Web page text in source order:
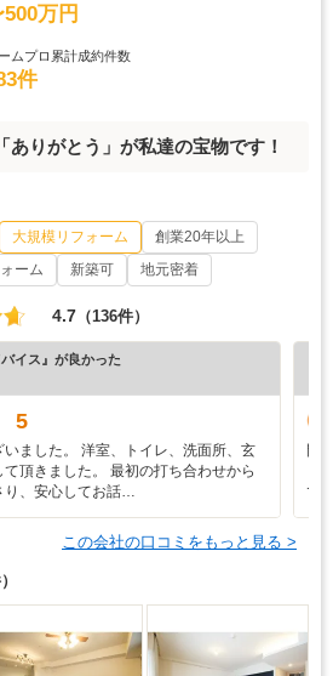
500万円
ムプロ累計成約件数
件
ありがとう」が私達の宝物です！
大規模リフォーム
創業20年以上
ーム 新築可 地元密着
4.7 （136件）
イス』が良かった
5
ました。 洋室、トイレ、洗面所、玄
頂きました。 最初の打ち合わせから
り、安心してお話…
門
で
この会社の口コミをもっと見る >